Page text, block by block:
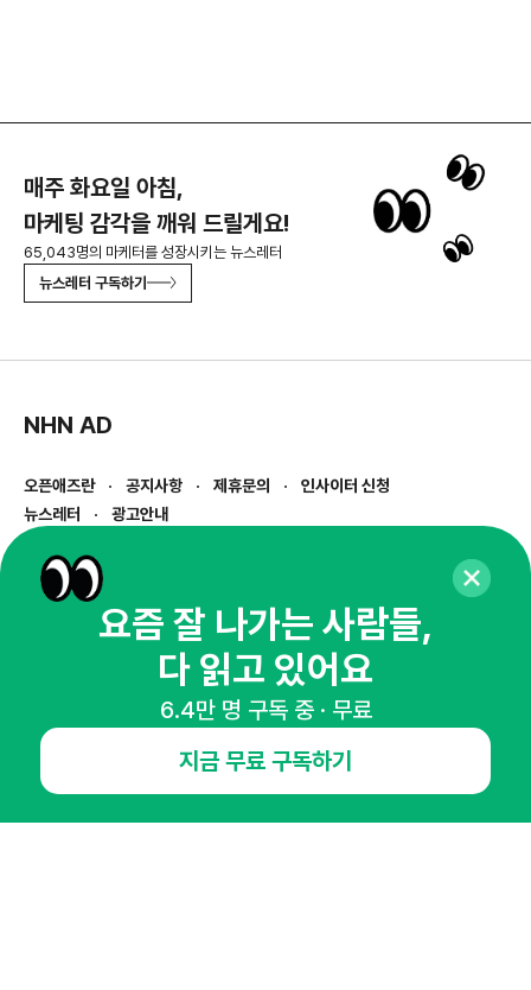
매주 화요일 아침,
마케팅 감각을 깨워 드릴게요!
65,043명의 마케터를 성장시키는 뉴스레터
뉴스레터 구독하기
NHN AD
오픈애즈란 공지사항 제휴문의
인사이터 신청
뉴스레터
광고안내
경기도 성남시 분당구 대왕판교로645번길 16
사업자등록번호 : 144-81-27690(
통신판매업신고번호 : 2014-경기성남-1023
호스팅서비스사업자 : 오픈애즈
1800-2198
openads@openads.co.kr
이용약관
instagramthreadkakaotalk
요즘 잘 나가는 사람들,
다 읽고 있어요
6.4만 명 구독 중 · 무료
지금 무료 구독하기